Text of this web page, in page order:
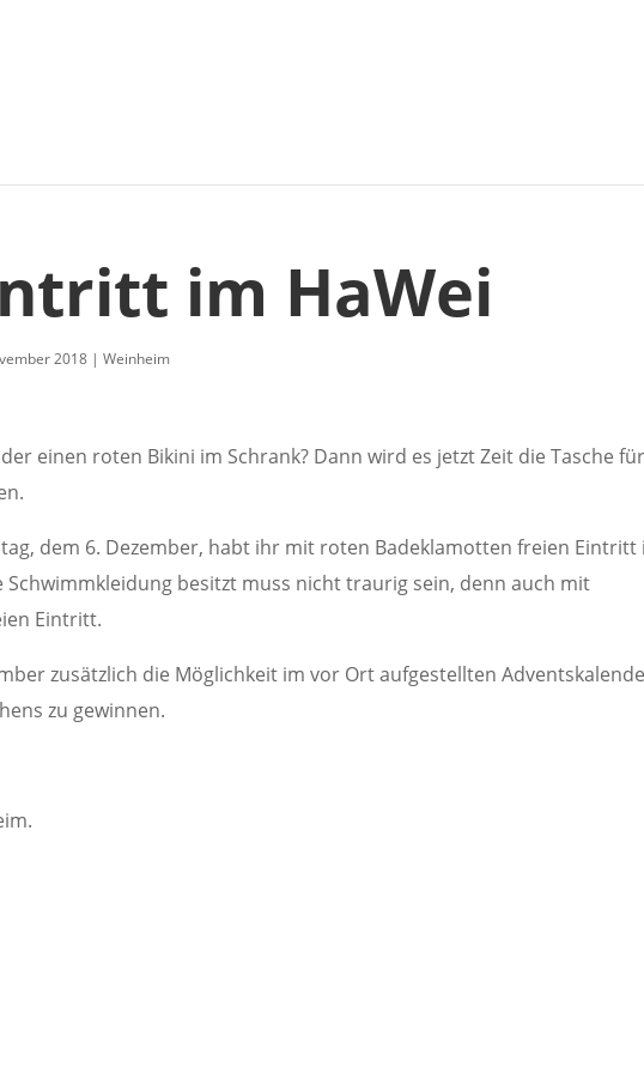
im HaWei
2018 |Weinheim
einen roten Bikini im Schrank? Dann wird es jetzt Zeit die Tasche für
dem 6. Dezember, habt ihr mit roten Badeklamotten freien Eintritt
Schwimmkleidung besitzt muss nicht traurig sein, denn auch mit
Eintritt.
zusätzlich die Möglichkeit im vor Ort aufgestellten
zu gewinnen.